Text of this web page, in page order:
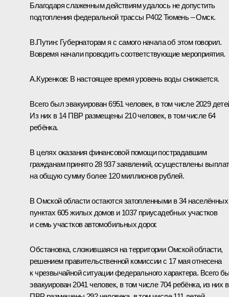
Благодаря слаженным действиям удалось не допустить
подтопления федеральной трассы Р402 Тюмень – Омск.
В.Путин: Губернаторам я с самого начала об этом говорил.
Вовремя начали проводить соответствующие мероприятия.
А.Куренков: В настоящее время уровень воды снижается.
Всего был эвакуирован 6951 человек, в том числе 2029
Из них в 14 ПВР размещены 210 человек, в том числе 64
ребёнка.
В целях оказания финансовой помощи пострадавшим
гражданам принято 28 937 заявлений, осуществлены
на общую сумму более 120 миллионов рублей.
В Омской области остаются затопленными в 34 населённых
пунктах 605 жилых домов и 1037 приусадебных участков
и семь участков автомобильных дорог.
Обстановка, сложившаяся на территории Омской области,
решением правительственной комиссии с 17 мая отнесена
к чрезвычайной ситуации федерального характера. Всего
эвакуирован 2041 человек, в том числе 704 ребёнка, из них